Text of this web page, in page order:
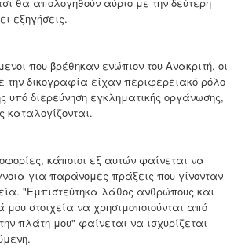
θα απολογηθούν αύριο με την δεύτερη
εξηγήσεις.
που βρέθηκαν ενώπιον του Ανακριτή, οι
την δικογραφία είχαν περιφερειακό ρόλο
υπό διερεύνηση εγκληματικής οργάνωσης,
καταλογίζονται.
κάποιοι εξ αυτών φαίνεται να
για παράνομες πράξεις που γίνονταν
"Εμπιστεύτηκα λάθος ανθρώπους και
στοιχεία να χρησιμοποιούνται από
πλάτη μου" φαίνεται να ισχυρίζεται